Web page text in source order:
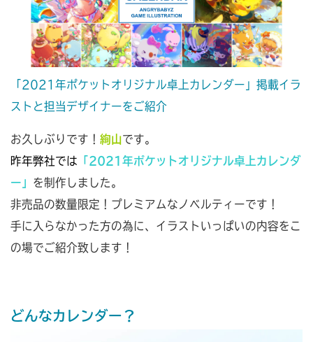
「2021年ポケットオリジナル卓上カレンダー」掲載イラ
ストと担当デザイナーをご紹介
お久しぶりです！ 絢山です。
昨年弊社では 「2021年ポケットオリジナル卓上カレンダ
ー」 を制作しました。
非売品の数量限定！プレミアムなノベルティーです！
手に入らなかった方の為に、イラストいっぱいの内容をこ
の場でご紹介致します！
どんなカレンダー？